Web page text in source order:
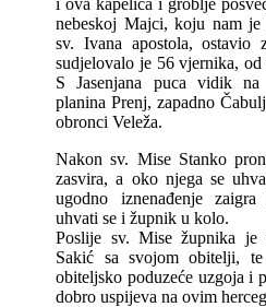
nebeskoj Majci, koju nam
sv. Ivana apostola,
sudjelovalo je 56 vjernika,
S Jasenjana puca vidik
planina Prenj, zapadno
obronci Veleža.
Nakon sv. Mise Stanko
zasvira, a oko njega se
ugodno iznenađenje
uhvati se i župnik u kolo.
Poslije sv. Mise župnika je
Sakić sa svojom obitelji,
obiteljsko poduzeće uzgoja i
dobro uspijeva na ovim